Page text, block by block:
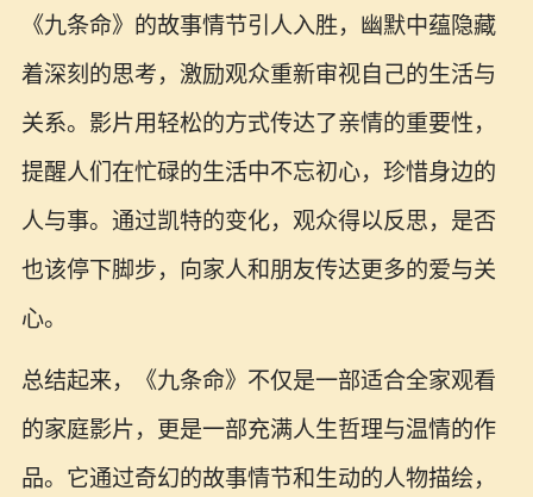
《九条命》的故事情节引人入胜，幽默中蕴隐藏
着深刻的思考，激励观众重新审视自己的生活与
关系。影片用轻松的方式传达了亲情的重要性，
提醒人们在忙碌的生活中不忘初心，珍惜身边的
人与事。通过凯特的变化，观众得以反思，是否
也该停下脚步，向家人和朋友传达更多的爱与关
心。
总结起来，《九条命》不仅是一部适合全家观看
的家庭影片，更是一部充满人生哲理与温情的作
品。它通过奇幻的故事情节和生动的人物描绘，